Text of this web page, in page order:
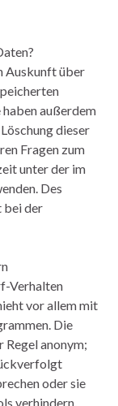
Auskunft über
haben außerdem
dieser
Fragen zum
unter der im
Des
bei der
Verhalten
vor allem mit
Die
Regel anonym;
oder sie
verhindern.